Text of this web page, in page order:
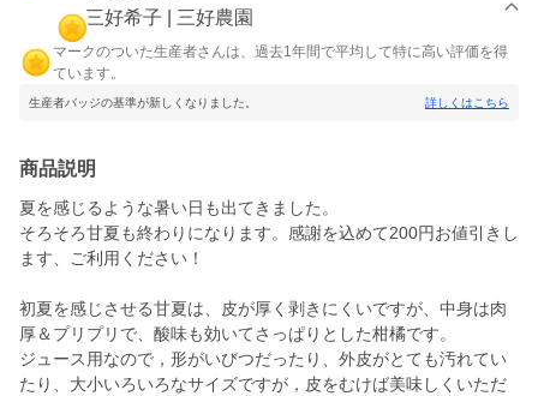
三好希子 | 三好農園
マークのついた生産者さんは、過去1年間で平均して特に高い評価を得
ています。
生産者バッジの基準が新しくなりました。 詳しくはこちら
商品説明
夏を感じるような暑い日も出てきました。
そろそろ甘夏も終わりになります。感謝を込めて200円お値引きし
ます、ご利用ください！
初夏を感じさせる甘夏は、皮が厚く剥きにくいですが、中身は肉
厚＆プリプリで、酸味も効いてさっぱりとした柑橘です。
ジュース用なので，形がいびつだったり、外皮がとても汚れてい
たり、大小いろいろなサイズですが，皮をむけば美味しくいただ